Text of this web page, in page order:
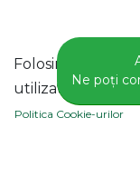
Folosim cookie-
utilizator mai
Politica Cookie-urilor
Ne poți